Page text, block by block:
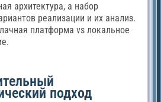
архитектура, а набор
реализации и их анализ.
платформа vs локальное
подход